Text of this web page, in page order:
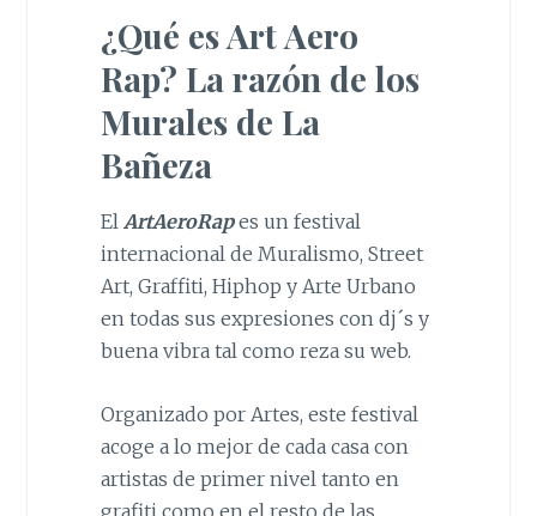
¿Qué es Art Aero
Rap? La razón de los
Murales de La
Bañeza
El ArtAeroRapes un festival
internacional de Muralismo, Street
Art, Graffiti, Hiphop y Arte Urbano
en todas sus expresiones con dj´s y
buena vibra tal como reza su web.
Organizado por Artes, este festival
acoge a lo mejor de cada casa con
artistas de primer nivel tanto en
grafiti como en el resto de las